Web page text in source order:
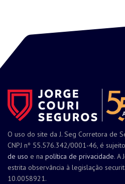
O uso do site da J. Seg Corretora de
CNPJ nº 55.576.342/0001-46, é
de uso e na política de privacidade. A
estrita observância à legislação
10.0058921.